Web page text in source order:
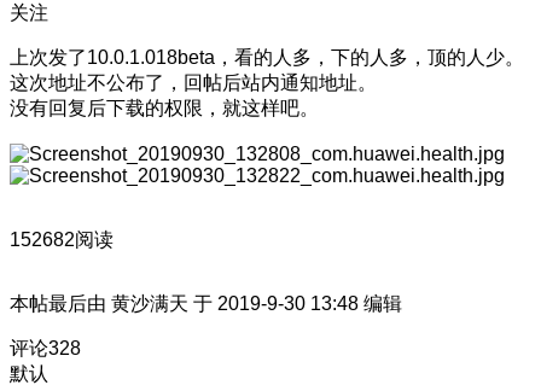
关注
上次发了10.0.1.018beta，看的人多，下的人多，顶的人少。
这次地址不公布了，回帖后站内通知地址。
没有回复后下载的权限，就这样吧。
152682阅读
本帖最后由 黄沙满天 于 2019-9-30 13:48 编辑
评论328
默认